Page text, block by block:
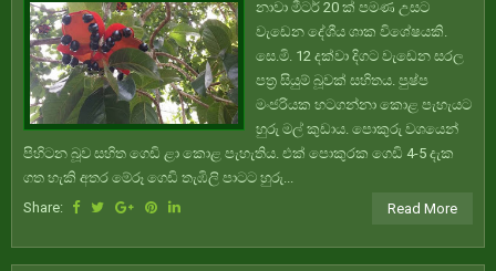
නාවා මීටර් 20 ක් පමණ උසට
වැඩෙන දේශීය ශාක විශේෂයකි.
සෙ.මි. 12 දක්වා දිගට වැඩෙන සරල
පත්‍ර සියුම් බූවක් සහිතය. පුෂ්ප
මංජරියක හටගන්නා කොළ පැහැයට
හුරු මල් කුඩාය. පොකුරු වශයෙන්
පිහිටන බූව සහිත ගෙඩි ළා කොළ පැහැතිය. එක් පොකුරක ගෙඩි 4-5 දැක
ගත හැකි අතර මේරූ ගෙඩි තැඹිලි පාටට හුරු...
Share:
Read More